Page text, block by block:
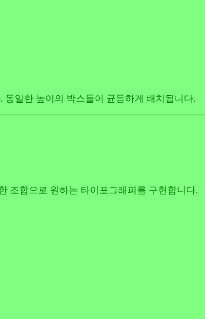
일한 높이의 박스들이 균등하게 배치됩니다.
조합으로 원하는 타이포그래피를 구현합니다.